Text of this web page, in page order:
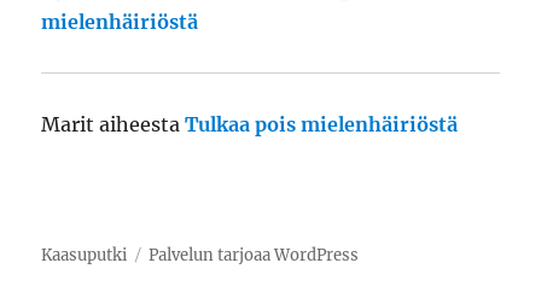
mielenhäiriöstä
Marit aiheestaTulkaa pois mielenhäiriöstä
Kaasuputki Palvelun tarjoaa WordPress